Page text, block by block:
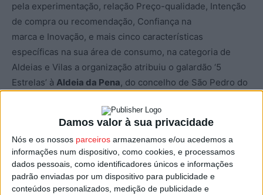
Damos valor à sua privacidade
Nós e os nossos parceiros armazenamos e/ou acedemos a
informações num dispositivo, como cookies, e processamos
dados pessoais, como identificadores únicos e informações
padrão enviadas por um dispositivo para publicidade e
conteúdos personalizados, medição de publicidade e
pela experimentação, relação Preço-qualidade, Intenção
de compra ou recomendação, Confiança na
marca e Inovação, e mais cinco características
específicas na sua área de consumo, na categoria de
Aldeias e Vilas a organização atribuiu o galardão ‘5
Estrelas’ à Aldeia da Pena, do concelho de São Pedro do
enquanto na categoria de Monumentos Nacionais, a
recebeu o prémio.
No Artesanato, ‘5 Estrelas’ para oLinho de Várzea de
Calde, enquanto a ‘Vitela de Lafões’ foi contemplada na
categoria Cozinha Tradicional Portuguesa.